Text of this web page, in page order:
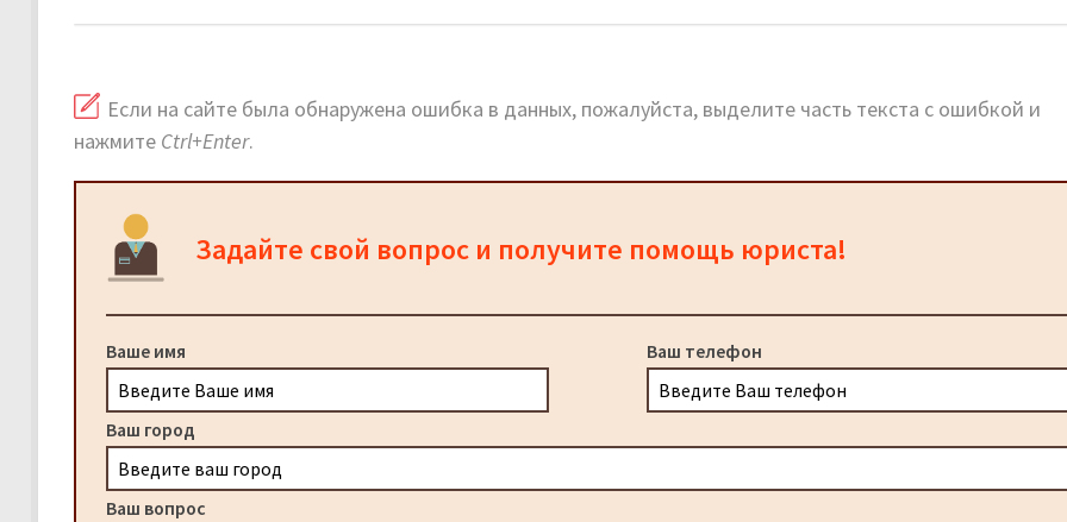
Если на сайте была обнаружена ошибка в данных, пожалуйста, выделите часть текста с ошибкой и
нажмите Ctrl+Enter.
Задайте свой вопрос и получите помощь юриста!
Ваше имя Ваш телефон
Ваш город
Ваш вопрос